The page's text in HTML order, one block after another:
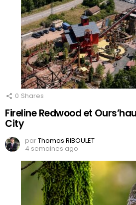
0 Shares
Fireline Redwood et
City
parThomas RIBOULET
4 semaines ago